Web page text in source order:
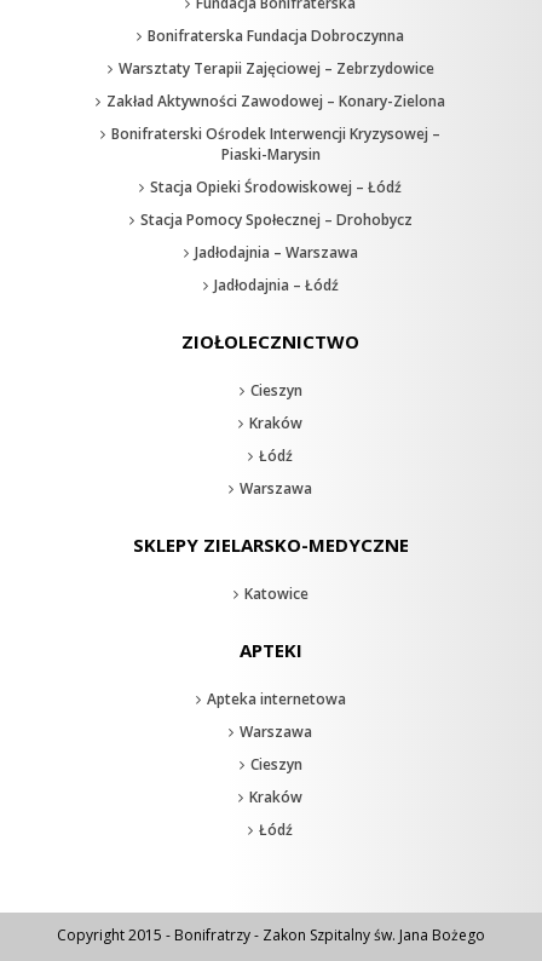
Bonifraterska Fundacja Dobroczynna
Warsztaty Terapii Zajęciowej – Zebrzydowice
Zakład Aktywności Zawodowej – Konary-Zielona
Bonifraterski Ośrodek Interwencji Kryzysowej –
Piaski-Marysin
Stacja Opieki Środowiskowej – Łódź
Stacja Pomocy Społecznej – Drohobycz
Jadłodajnia – Warszawa
Jadłodajnia – Łódź
ZIOŁOLECZNICTWO
Cieszyn
Kraków
Łódź
Warszawa
SKLEPY ZIELARSKO-MEDYCZNE
Katowice
APTEKI
Apteka internetowa
Warszawa
Cieszyn
Kraków
Łódź
Copyright 2015 - Bonifratrzy - Zakon Szpitalny św. Jana Bożego